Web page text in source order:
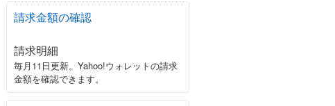
請求金額の確認
請求明細
毎月11日更新。Yahoo!ウォレットの請求
金額を確認できます。